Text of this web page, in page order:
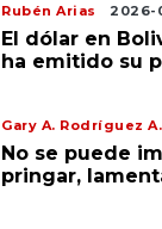
Rubén Arias 2026-
El dólar en
ha emitido su
Gary A. Rodríguez A.
No se puede
pringar,